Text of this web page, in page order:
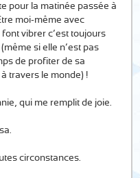
pour la matinée passée à
moi-même avec
vibrer c’est toujours
si elle n’est pas
de profiter de sa
travers le monde) !
qui me remplit de joie.
circonstances.